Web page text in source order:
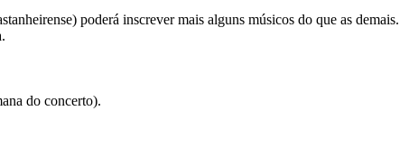
poderá inscrever mais alguns músicos do que as demais.
do concerto).